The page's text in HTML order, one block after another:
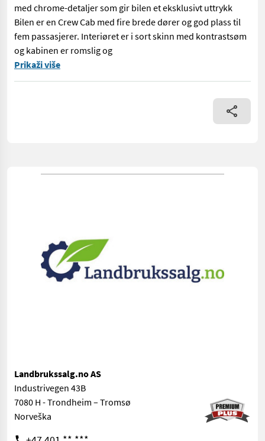
med chrome-detaljer som gir bilen et eksklusivt uttrykk
Bilen er en Crew Cab med fire brede dører og god plass til
fem passasjerer. Interiøret er i sort skinn med kontrastsøm
og kabinen er romslig og
== Mer informasjon (NO) == mascus_category: panelvans
Prikaži više
Landbrukssalg.no AS
Industrivegen 43B
7080 H - Trondheim – Tromsø
Norveška